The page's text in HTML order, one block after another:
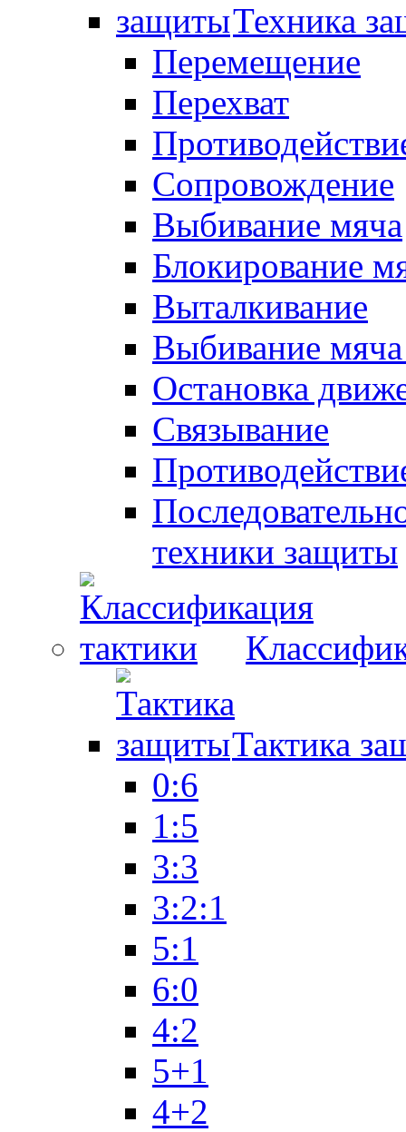
Техника
Перемещение
Перехват
Сопровождение
Выбивание мяча
Блокирование
Выталкивание
Выбивание
Остановка
Связывание
техники защиты
Тактика
0:6
1:5
3:3
3:2:1
5:1
6:0
4:2
5+1
4+2